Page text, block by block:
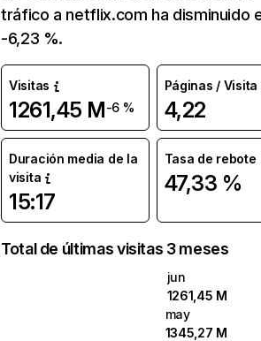
tráfico a netflix.com ha disminuido
-6,23 %.
Visitas
1261,45 M-6 %
Páginas / Visita
4,22
Duración media de la
visita
15:17
Tasa de rebote
47,33 %
Total de últimas visitas 3 meses
jun
1261,45 M
may
1345,27 M